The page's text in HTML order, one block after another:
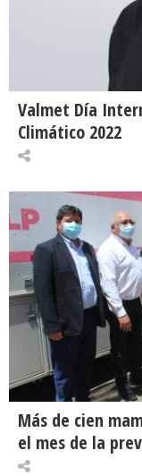
Valmet Día
Climático 2022
Más de cien
el mes de la